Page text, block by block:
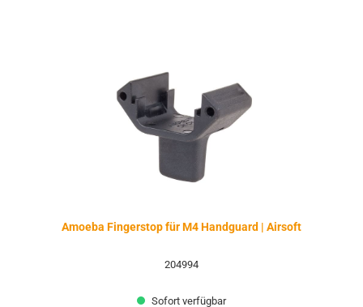
Amoeba Fingerstop für M4 Handguard | Airsoft
204994
Sofort verfügbar